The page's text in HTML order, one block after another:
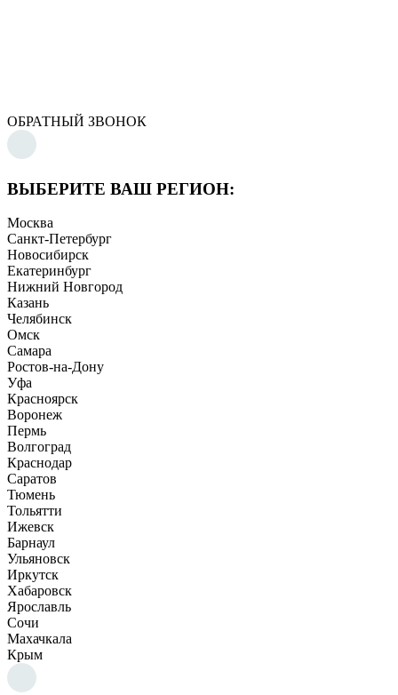
ОБРАТНЫЙ ЗВОНОК
ВЫБЕРИТЕ ВАШ РЕГИОН:
Москва
Санкт-Петербург
Новосибирск
Екатеринбург
Нижний Новгород
Казань
Челябинск
Омск
Самара
Ростов-на-Дону
Уфа
Красноярск
Воронеж
Пермь
Волгоград
Краснодар
Саратов
Тюмень
Тольятти
Ижевск
Барнаул
Ульяновск
Иркутск
Хабаровск
Ярославль
Сочи
Махачкала
Крым